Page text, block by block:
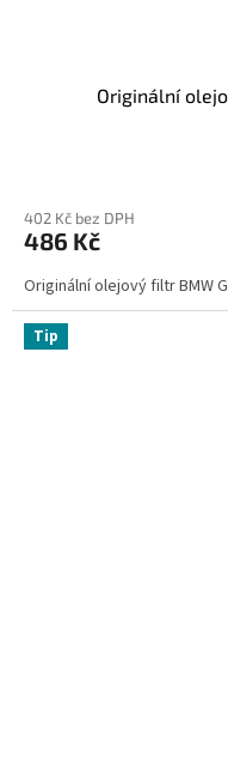
Originální
402 Kč bez DPH
486 Kč
Originální olejový filtr BMW
Tip